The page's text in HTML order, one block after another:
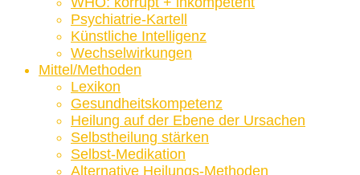
Psychiatrie-Kartell
Künstliche Intelligenz
Wechselwirkungen
Mittel/Methoden
Lexikon
Gesundheitskompetenz
Heilung auf der Ebene der Ursachen
Selbstheilung stärken
Selbst-Medikation
Alternative Heilungs-Methoden